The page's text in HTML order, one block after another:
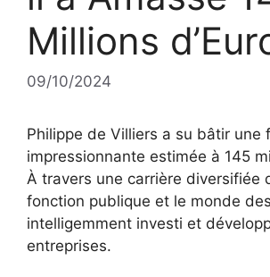
Millions
09/10/2024
Philippe de Villiers a su bâtir une
impressionnante estimée à 145
À travers une carrière diversifiée
fonction publique et le monde
intelligemment investi et
entreprises.